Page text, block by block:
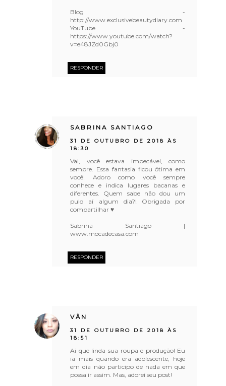
Blog -
http://www.exclusivebeautydiary.com
YouTube -
https://www.youtube.com/watch?
v=e48JZd0Gbj0
RESPONDER
SABRINA SANTIAGO
31 DE OUTUBRO DE 2018 ÀS
18:30
Val, você estava impecável, como
sempre. Essa fantasia ficou ótima em
você! Adoro como você sempre
conhece e indica lugares bacanas e
diferentes. Quem sabe não dou um
pulo aí algum dia?! Obrigada por
compartilhar ♥
Sabrina Santiago |
www.mocadecasa.com
RESPONDER
VÂN
31 DE OUTUBRO DE 2018 ÀS
18:51
Ai que linda sua roupa e produção! Eu
ia mais quando era adolescente, hoje
em dia não participo de nada em que
possa ir assim. Mas, adorei seu post!